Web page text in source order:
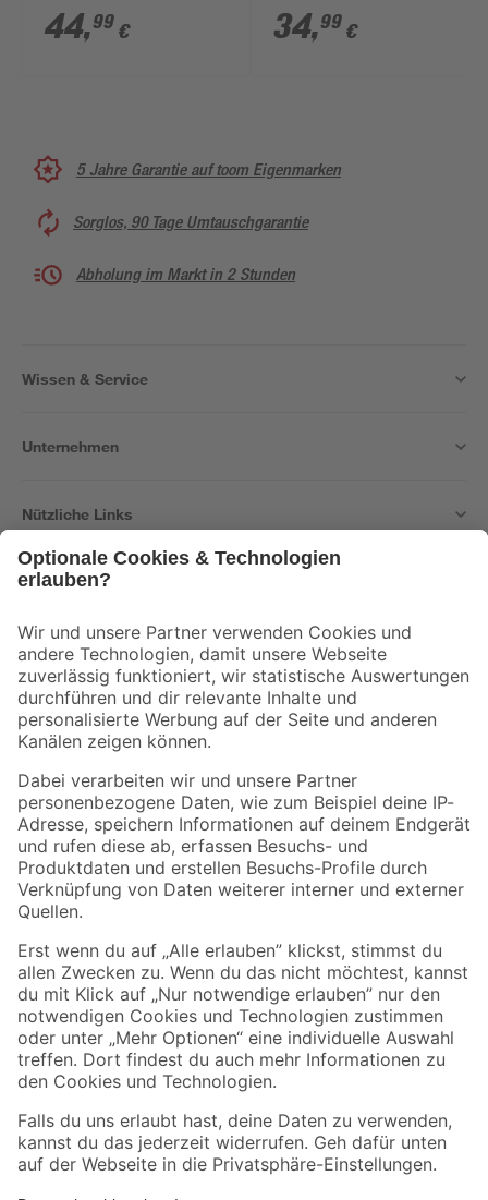
cm
44,99 €
Carbonstahl 130 cm
34,99 €
5 Jahre Garantie auf toom Eigenmarken
Sorglos, 90 Tage Umtauschgarantie
Abholung im Markt in 2 Stunden
Wissen & Service
Unternehmen
Nützliche Links
Der toom Newsletter: Keine Angebote und Aktionen mehr verpassen!
Zur Newsletter Anmeldung
Folge uns
Zahlungsarten Versandarten
Sicher einkaufen
Jetzt die toom-App herunterladen
Alle Preisangaben in EUR inkl. gesetzl. MwSt.. Die dargestellten Angebote sind unter
Umständen nicht in allen Märkten verfügbar. Die angegebenen Verfügbarkeiten beziehen